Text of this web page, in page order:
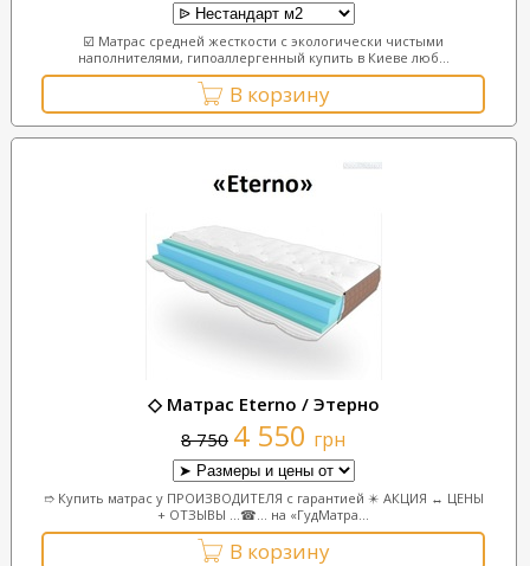
☑️ Матрас средней жесткости с экологически чистыми
наполнителями, гипоаллергенный купить в Киеве люб...
В корзину
◇ Матрас Eterno / Этерно
8 750 4 550 грн
➱ Купить матрас у ПРОИЗВОДИТЕЛЯ с гарантией ✴️ АКЦИЯ ↔ ЦЕНЫ
+ ОТЗЫВЫ ...☎... на «ГудМатра...
В корзину